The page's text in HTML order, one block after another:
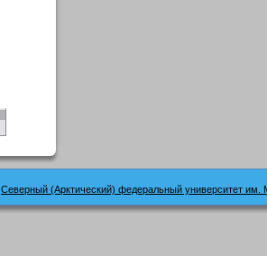
Северный (Арктический) федеральный университет